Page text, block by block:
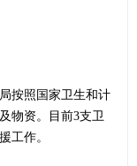
按照国家卫生和计
物资。目前3支卫
工作。